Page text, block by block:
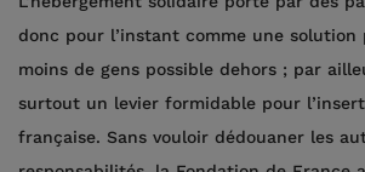
donc pour l’instant comme une solution
moins de gens possible dehors ; par
surtout un levier formidable pour
française. Sans vouloir dédouaner les